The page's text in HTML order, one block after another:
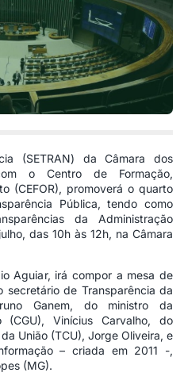
(SETRAN) da Câmara dos
o Centro de Formação,
(CEFOR), promoverá o quarto
Pública, tendo como
da Administração
das 10h às 12h, na Câmara
Aguiar, irá compor a mesa de
de Transparência da
Ganem, do ministro da
(CGU), Vinícius Carvalho, do
União (TCU), Jorge Oliveira, e
– criada em 2011 -,
(MG).